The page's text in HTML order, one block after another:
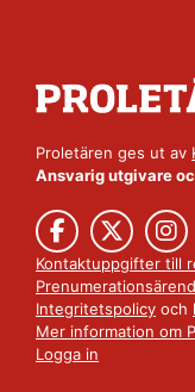
Proletären ges ut av
Ansvarig utgivare
Kontaktuppgifter till
Integritetspolicy och
Mer information om
Logga in